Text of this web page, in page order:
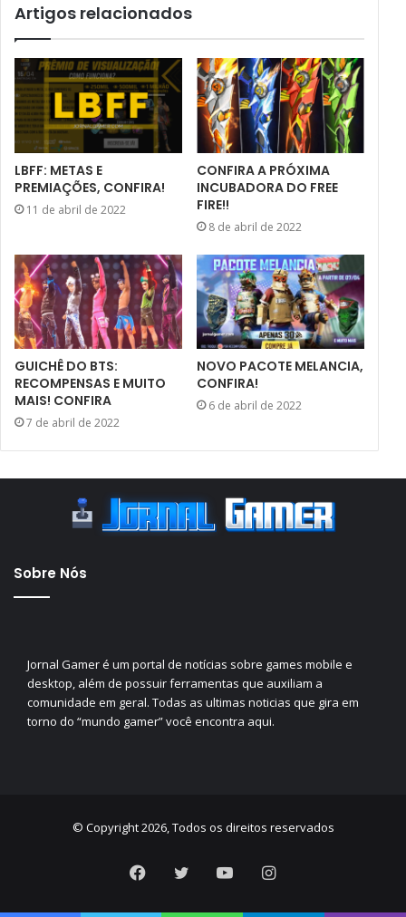
Artigos relacionados
LBFF: METAS E
PREMIAÇÕES, CONFIRA!
11 de abril de 2022
CONFIRA A PRÓXIMA
INCUBADORA DO FREE
FIRE!!
8 de abril de 2022
GUICHÊ DO BTS:
RECOMPENSAS E MUITO
MAIS! CONFIRA
7 de abril de 2022
NOVO PACOTE MELANCIA,
CONFIRA!
6 de abril de 2022
Sobre Nós
Jornal Gamer é um portal de notícias sobre games mobile e
desktop, além de possuir ferramentas que auxiliam a
comunidade em geral. Todas as ultimas noticias que gira em
torno do “mundo gamer” você encontra aqui.
© Copyright 2026, Todos os direitos reservados
Facebook
TwitterYouTubeInstagram